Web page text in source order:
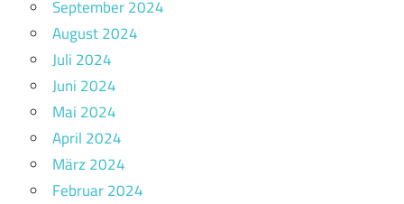
September 2024
August 2024
Juli 2024
Juni 2024
Mai 2024
April 2024
März 2024
Februar 2024